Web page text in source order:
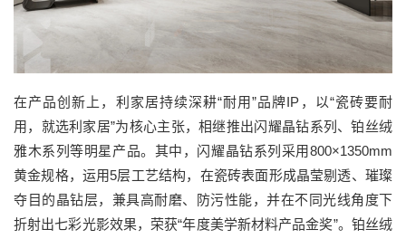
在产品创新上，利家居持续深耕“耐用”品牌IP，以“瓷砖要耐
用，就选利家居”为核心主张，相继推出闪耀晶钻系列、铂丝绒
雅木系列等明星产品。其中，闪耀晶钻系列采用800×1350mm
黄金规格，运用5层工艺结构，在瓷砖表面形成晶莹剔透、璀璨
夺目的晶钻层，兼具高耐磨、防污性能，并在不同光线角度下
折射出七彩光影效果，荣获“年度美学新材料产品金奖”。铂丝绒